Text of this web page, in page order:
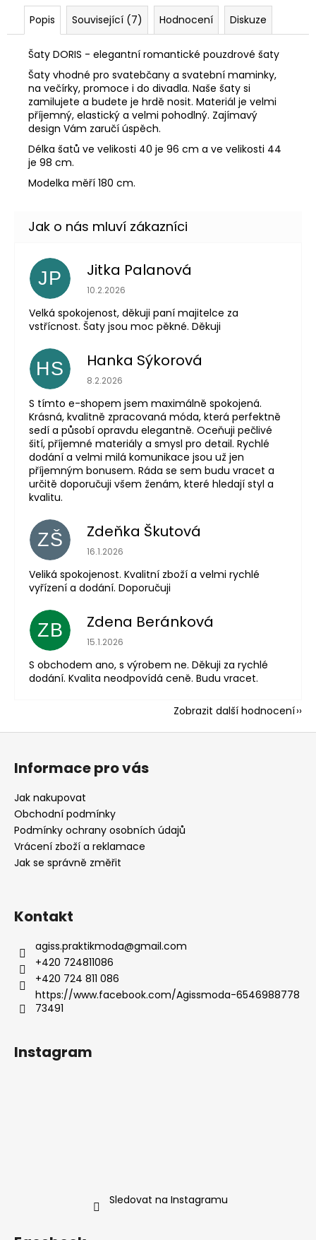
Popis Související (7) Hodnocení Diskuze
Šaty DORIS - elegantní romantické pouzdrové šaty
Šaty vhodné pro svatebčany a svatební maminky,
na večírky, promoce i do divadla. Naše šaty si
zamilujete a budete je hrdě nosit. Materiál je velmi
příjemný, elastický a velmi pohodlný. Zajímavý
design Vám zaručí úspěch.
Délka šatů ve velikosti 40 je 96 cm a ve velikosti 44
je 98 cm.
Modelka měří 180 cm.
JP Jitka Palanová
Hodnocení obchodu je 5 z 5 hvězdiček.
10.2.2026
Velká spokojenost, děkuji paní majitelce za
vstřícnost. Šaty jsou moc pěkné. Děkuji
HS Hanka Sýkorová
Hodnocení obchodu je 5 z 5 hvězdiček.
8.2.2026
S tímto e-shopem jsem maximálně spokojená.
Krásná, kvalitně zpracovaná móda, která perfektně
sedí a působí opravdu elegantně. Oceňuji pečlivé
šití, příjemné materiály a smysl pro detail. Rychlé
dodání a velmi milá komunikace jsou už jen
příjemným bonusem. Ráda se sem budu vracet a
určitě doporučuji všem ženám, které hledají styl a
kvalitu.
ZŠ Zdeňka Škutová
Hodnocení obchodu je 5 z 5 hvězdiček.
16.1.2026
Veliká spokojenost. Kvalitní zboží a velmi rychlé
vyřízení a dodání. Doporučuji
ZB Zdena Beránková
Hodnocení obchodu je 1 z 5 hvězdiček.
15.1.2026
S obchodem ano, s výrobem ne. Děkuji za rychlé
dodání. Kvalita neodpovídá ceně. Budu vracet.
Zobrazit další hodnocení
Z
Informace pro vás
Jak nakupovat
Obchodní podmínky
Podmínky ochrany osobních údajů
Vrácení zboží a reklamace
Jak se správně změřit
Kontakt
agiss.praktikmoda@gmail.com
+420 724811086
+420 724 811 086
https://www.facebook.com/Agissmoda-6546988778
73491
Instagram
Sledovat na Instagramu